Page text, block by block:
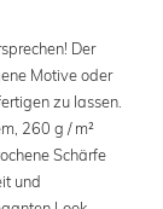
Der
Motive oder
zu lassen.
260 g / m²
Schärfe
und